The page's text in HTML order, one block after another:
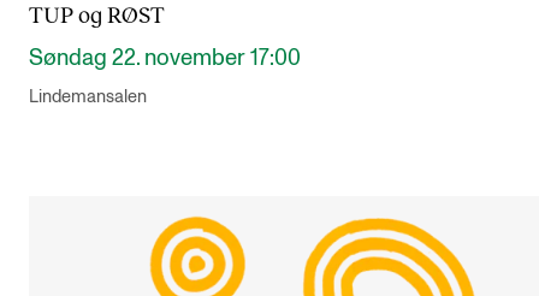
TUP og RØST
Søndag 22. november 17:00
Lindemansalen